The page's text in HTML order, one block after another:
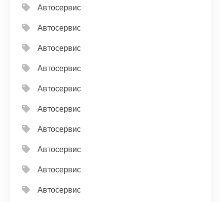
Автосервис
Автосервис
Автосервис
Автосервис
Автосервис
Автосервис
Автосервис
Автосервис
Автосервис
Автосервис